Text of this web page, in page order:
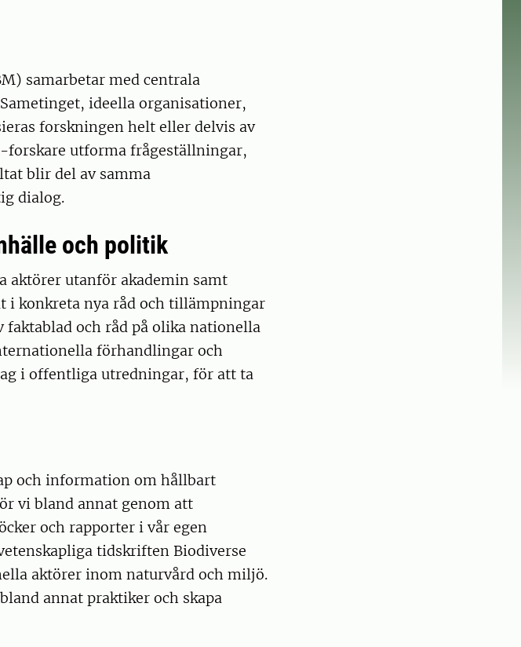
samarbetar med centrala
ideella organisationer,
forskningen helt eller delvis av
forskare utforma frågeställningar,
blir del av samma
dialog.
och politik
aktörer utanför akademin samt
i konkreta nya råd och tillämpningar
och råd på olika nationella
förhandlingar och
i offentliga utredningar, för att ta
och information om hållbart
vi bland annat genom att
och rapporter i vår egen
tidskriften Biodiverse
aktörer inom naturvård och miljö.
annat praktiker och skapa